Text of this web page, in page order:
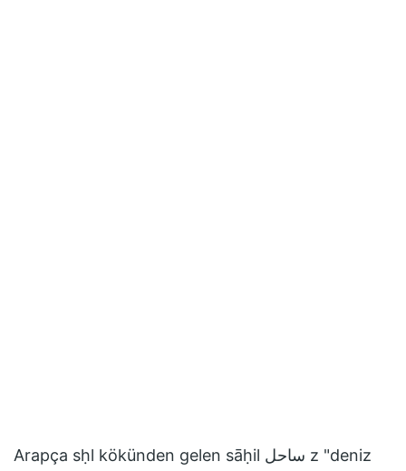
Arapça sḥl kökünden gelen sāḥil ساحل z "deniz